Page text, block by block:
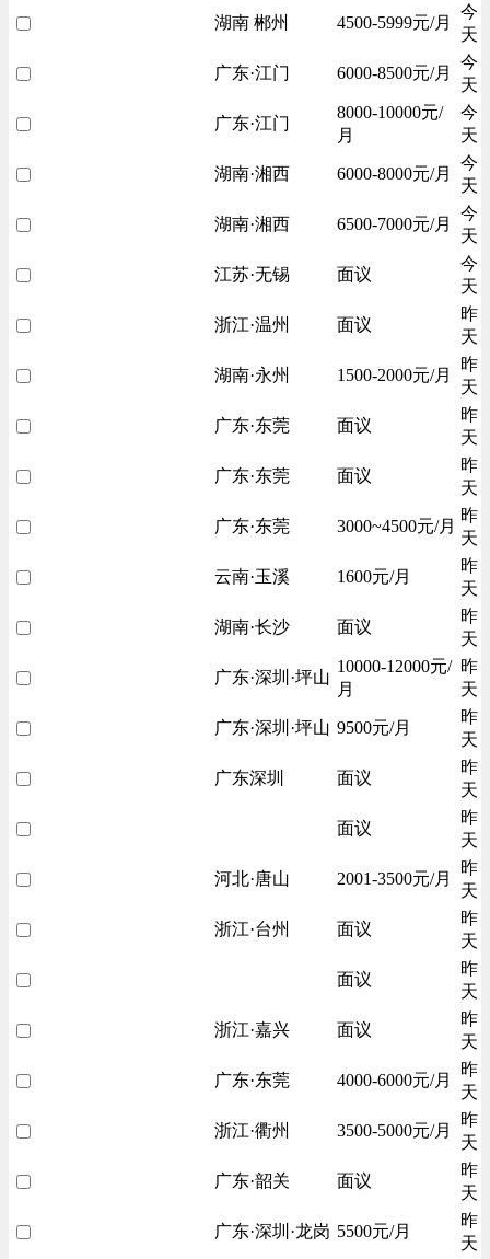
湖南 郴州 4500-5999元/月
今
天
广东·江门 6000-8500元/月
今
天
广东·江门
8000-10000元/
月
今
天
湖南·湘西 6000-8000元/月
今
天
湖南·湘西 6500-7000元/月
今
天
江苏·无锡 面议
今
天
浙江·温州 面议
昨
天
湖南·永州 1500-2000元/月
昨
天
广东·东莞 面议
昨
天
广东·东莞 面议
昨
天
广东·东莞 3000~4500元/月
昨
天
云南·玉溪 1600元/月
昨
天
湖南·长沙 面议
昨
天
广东·深圳·坪山
10000-12000元/
月
昨
天
广东·深圳·坪山 9500元/月
昨
天
广东深圳 面议
昨
天
面议
昨
天
河北·唐山 2001-3500元/月
昨
天
浙江·台州 面议
昨
天
面议
昨
天
浙江·嘉兴 面议
昨
天
广东·东莞 4000-6000元/月
昨
天
浙江·衢州 3500-5000元/月
昨
天
广东·韶关 面议
昨
天
广东·深圳·龙岗 5500元/月
昨
天